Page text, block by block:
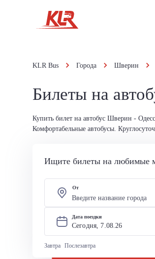
KLR Bus Города Шверин
Билеты на
Купить билет на автобус Шверин -
Комфортабельные автобусы.
Ищите билеты на любимые
От
Дата поездки
Сегодня, 7.08.26
Завтра Послезавтра